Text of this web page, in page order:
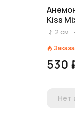
Kiss
2 см
530
Нет